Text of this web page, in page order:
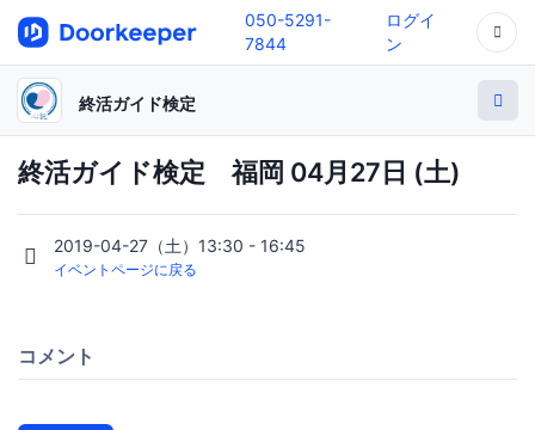
050-5291-
7844
ログイ
ン
終活ガイド検定
終活ガイド検定 福岡 04月27日 (土)
2019-04-27（土）13:30 - 16:45
イベントページに戻る
コメント